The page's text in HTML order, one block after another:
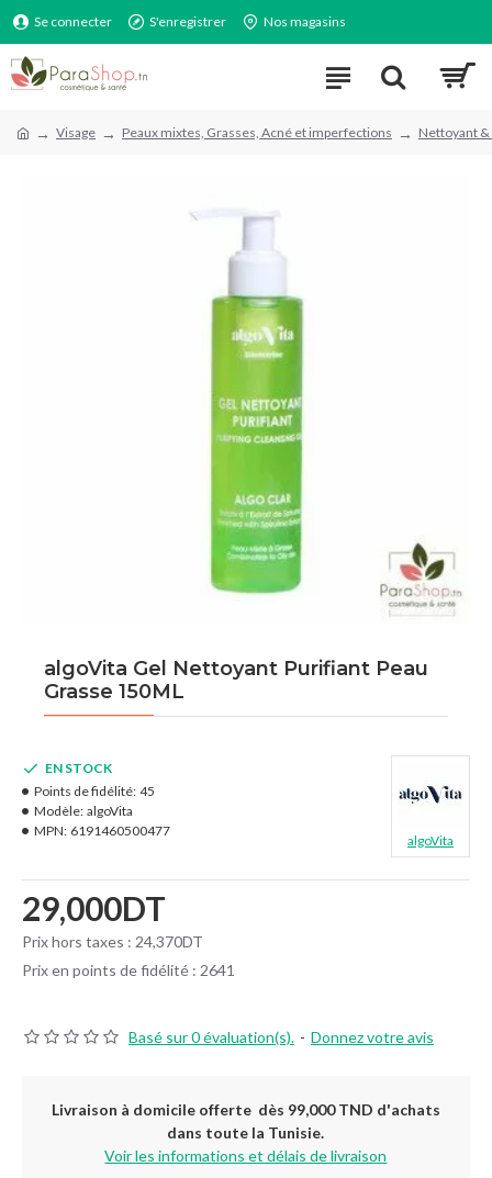
Se connecter S'enregistrer Nos magasins
Visage Peaux mixtes, Grasses, Acné et imperfections Nettoyant
algoVita Gel Nettoyant Purifiant Peau
Grasse 150ML
Basé sur 0 évaluation(s). - Donnez votre avis
29,000DT
Prix hors taxes : 24,370DT
Prix en points de fidélité : 2641
EN STOCK
Points de fidélité: 45
Modèle: algoVita
MPN: 6191460500477
algoVita
Livraison à domicile offerte dès 99,000 TND d'achats
dans toute la Tunisie.
Voir les informations et délais de livraison